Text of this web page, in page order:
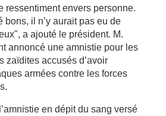
ressentiment envers personne.
bons, il n’y aurait pas eu de
a ajouté le président. M.
annoncé une amnistie pour les
zaïdites accusés d’avoir
armées contre les forces
en dépit du sang versé